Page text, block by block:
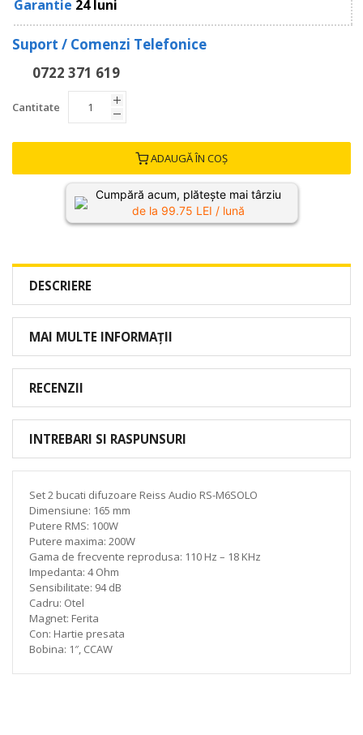
Garantie 24 luni
Suport / Comenzi Telefonice
0722 371 619
Cantitate
ADAUGĂ ÎN COȘ
Cumpără acum, plătește mai târziu
de la 99.75 LEI / lună
DESCRIERE
MAI MULTE INFORMAȚII
RECENZII
INTREBARI SI RASPUNSURI
Set 2 bucati difuzoare Reiss Audio RS-M6SOLO
Dimensiune: 165 mm
Putere RMS: 100W
Putere maxima: 200W
Gama de frecvente reprodusa: 110 Hz – 18 KHz
Impedanta: 4 Ohm
Sensibilitate: 94 dB
Cadru: Otel
Magnet: Ferita
Con: Hartie presata
Bobina: 1″, CCAW